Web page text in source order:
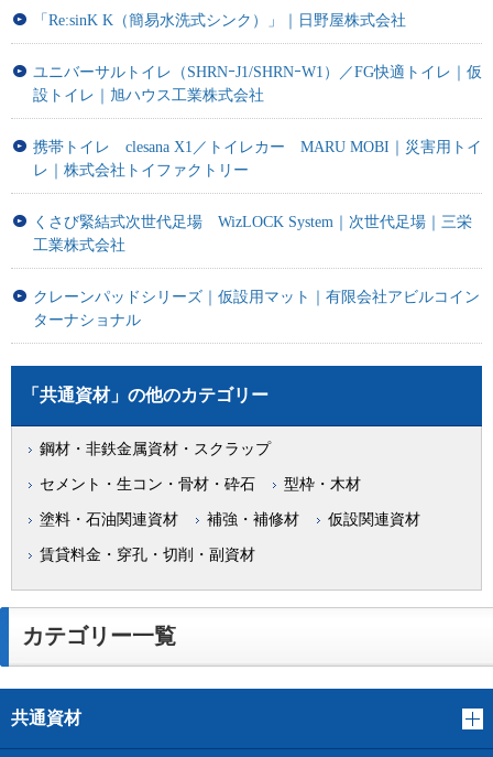
「Re:sinK K（簡易水洗式シンク）」｜日野屋株式会社
ユニバーサルトイレ（SHRNｰJ1/SHRNｰW1）／FG快適トイレ｜仮
設トイレ｜旭ハウス工業株式会社
携帯トイレ clesana X1／トイレカー MARU MOBI｜災害用トイ
レ｜株式会社トイファクトリー
くさび緊結式次世代足場 WizLOCK System｜次世代足場｜三栄
工業株式会社
クレーンパッドシリーズ｜仮設用マット｜有限会社アビルコイン
ターナショナル
「共通資材」の他のカテゴリー
鋼材・非鉄金属資材・スクラップ
セメント・生コン・骨材・砕石 型枠・木材
塗料・石油関連資材 補強・補修材 仮設関連資材
賃貸料金・穿孔・切削・副資材
カテゴリー一覧
共通資材